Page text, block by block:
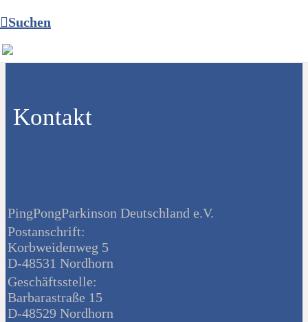
Suchen
Kontakt
PingPongParkinson Deutschland e.V.
Postanschrift:
Korbweidenweg 5
D-48531 Nordhorn
Geschäftsstelle:
Barbarastraße 15
D-48529 Nordhorn